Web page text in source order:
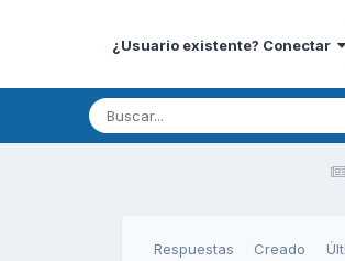
¿Usuario existente? Conectar
Respuestas Creado